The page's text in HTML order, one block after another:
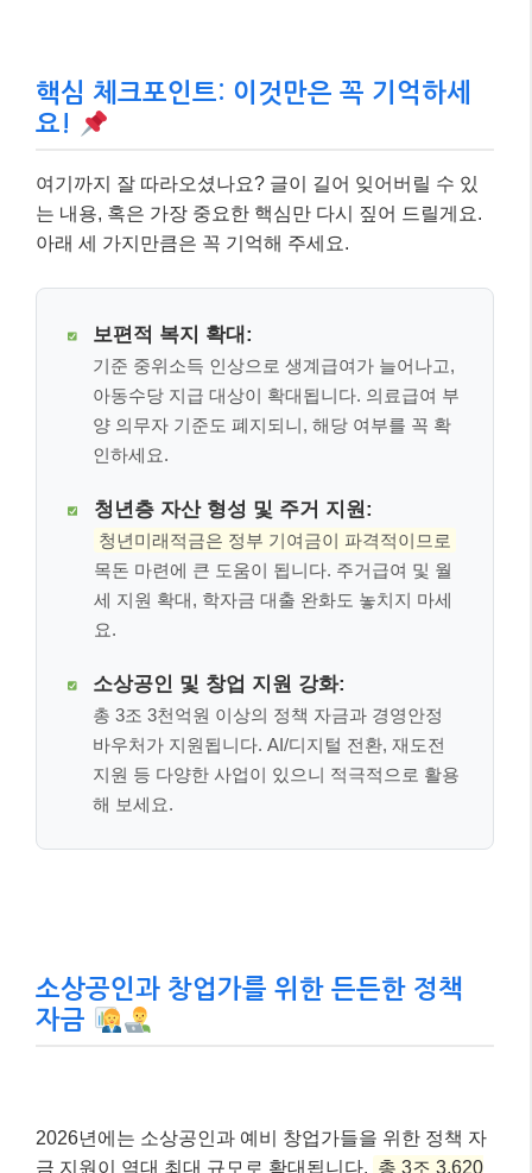
핵심 체크포인트: 이것만은 꼭 기억하세
요!
여기까지 잘 따라오셨나요? 글이 길어 잊어버릴 수 있
는 내용, 혹은 가장 중요한 핵심만 다시 짚어 드릴게요.
아래 세 가지만큼은 꼭 기억해 주세요.
보편적 복지 확대:
기준 중위소득 인상으로 생계급여가 늘어나고,
아동수당 지급 대상이 확대됩니다. 의료급여 부
양 의무자 기준도 폐지되니, 해당 여부를 꼭 확
인하세요.
청년층 자산 형성 및 주거 지원:
청년미래적금은 정부 기여금이 파격적이므로
목돈 마련에 큰 도움이 됩니다. 주거급여 및 월
세 지원 확대, 학자금 대출 완화도 놓치지 마세
요.
소상공인 및 창업 지원 강화:
총 3조 3천억원 이상의 정책 자금과 경영안정
바우처가 지원됩니다. AI/디지털 전환, 재도전
지원 등 다양한 사업이 있으니 적극적으로 활용
해 보세요.
소상공인과 창업가를 위한 든든한 정책
자금
2026년에는 소상공인과 예비 창업가들을 위한 정책 자
금 지원이 역대 최대 규모로 확대됩니다. 총 3조 3,620